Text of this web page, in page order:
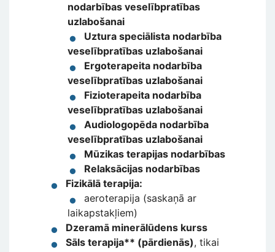
nodarbības veselībpratības
uzlabošanai
Uztura speciālista nodarbība
veselībpratības uzlabošanai
Ergoterapeita nodarbība
veselībpratības uzlabošanai
Fizioterapeita nodarbība
veselībpratības uzlabošanai
Audiologopēda nodarbība
veselībpratības uzlabošanai
Mūzikas terapijas nodarbības
Relaksācijas nodarbības
Fizikālā terapija:
aeroterapija (saskaņā ar
laikapstakļiem)
Dzeramā minerālūdens kurss
Sāls terapija** (pārdienās), tikai